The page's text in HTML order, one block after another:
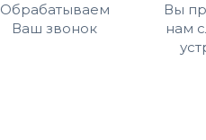
Обрабатываем
Ваш звонок
Вы
нам